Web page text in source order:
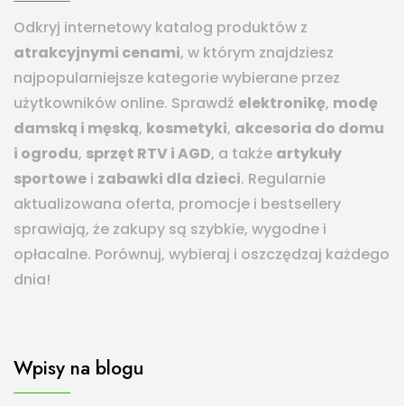
Odkryj internetowy katalog produktów z
atrakcyjnymi cenami, w którym znajdziesz
najpopularniejsze kategorie wybierane przez
użytkowników online. Sprawdź elektronikę, modę
damską i męską, kosmetyki, akcesoria do domu
i ogrodu, sprzęt RTV i AGD, a także artykuły
sportowe i zabawki dla dzieci. Regularnie
aktualizowana oferta, promocje i bestsellery
sprawiają, że zakupy są szybkie, wygodne i
opłacalne. Porównuj, wybieraj i oszczędzaj każdego
dnia!
Wpisy na blogu